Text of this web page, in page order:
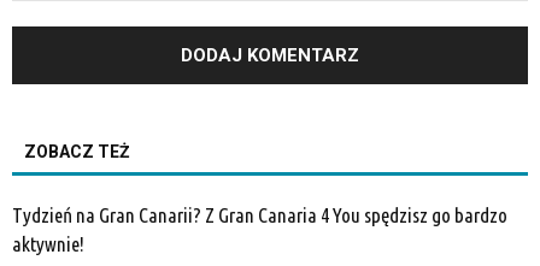
ZOBACZ TEŻ
Tydzień na Gran Canarii? Z Gran Canaria 4 You spędzisz go bardzo
aktywnie!